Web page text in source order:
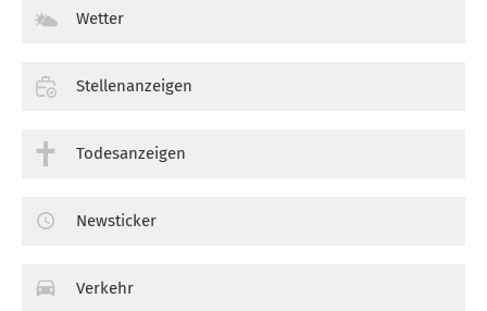
Wetter
Stellenanzeigen
Todesanzeigen
Newsticker
Verkehr